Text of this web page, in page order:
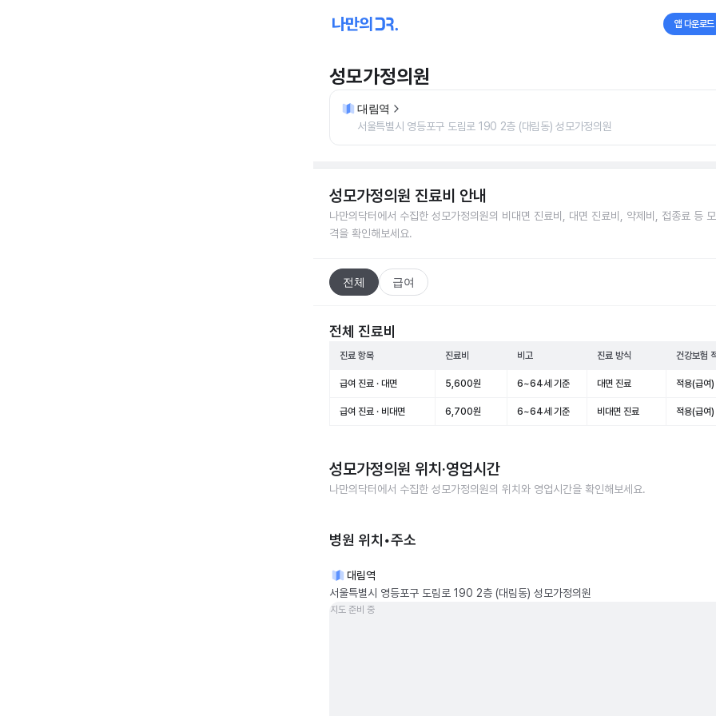
앱 다운로드
성모가정의원
대림역
서울특별시 영등포구 도림로 190 2층 (대림동) 성모가정의원
성모가정의원 진료비 안내
나만의닥터에서 수집한 성모가정의원의 비대면 진료비, 대면 진료비, 약제비, 접종료 등
격을 확인해보세요.
전체 급여
전체 진료비
진료 항목 진료비 비고 진료 방식 건강보험
급여 진료 · 대면 5,600원 6~64세 기준 대면 진료 적용(급여)
급여 진료 · 비대면 6,700원 6~64세 기준 비대면 진료 적용(급여)
성모가정의원 위치·영업시간
나만의닥터에서 수집한 성모가정의원의 위치와 영업시간을 확인해보세요.
병원 위치•주소
대림역
서울특별시 영등포구 도림로 190 2층 (대림동) 성모가정의원
지도 준비 중